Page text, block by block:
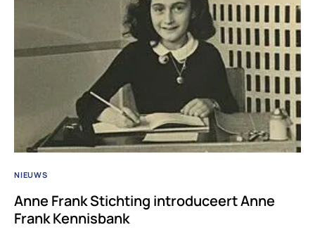
NIEUWS
Anne Frank Stichting introduceert Anne
Frank Kennisbank